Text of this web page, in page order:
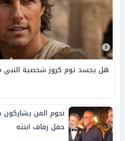
هل يجسد توم كروز شخصية النبي
نجوم الفن
حفل زفاف ابنته